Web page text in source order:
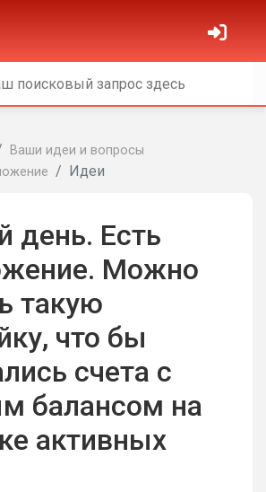
Ваши идеи и вопросы
Идеи
день. Есть
Можно
такую
что бы
счета с
балансом на
активных